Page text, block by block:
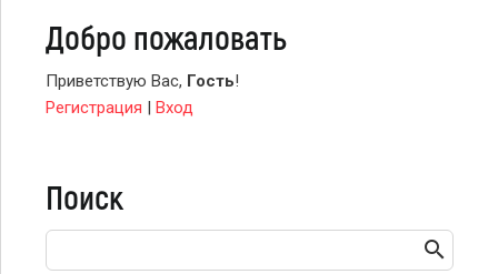
Добро пожаловать
Приветствую Вас, Гость!
Регистрация | Вход
Поиск